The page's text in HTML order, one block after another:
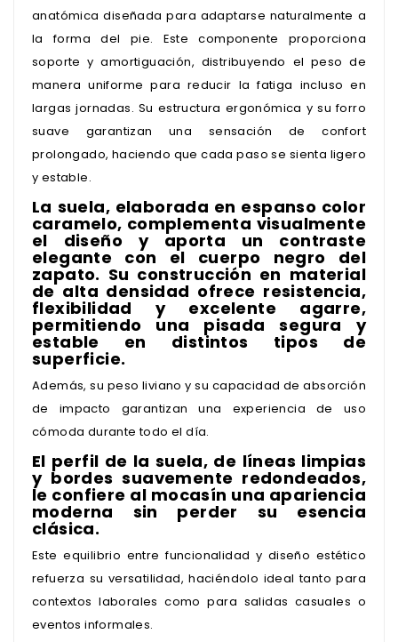
anatómica diseñada para adaptarse naturalmente a
la forma del pie. Este componente proporciona
soporte y amortiguación, distribuyendo el peso de
manera uniforme para reducir la fatiga incluso en
largas jornadas. Su estructura ergonómica y su forro
suave garantizan una sensación de confort
prolongado, haciendo que cada paso se sienta ligero
y estable.
La suela, elaborada en espanso color
caramelo, complementa visualmente
el diseño y aporta un contraste
elegante con el cuerpo negro del
zapato. Su construcción en material
de alta densidad ofrece resistencia,
flexibilidad y excelente agarre,
permitiendo una pisada segura y
estable en distintos tipos de
superficie.
Además, su peso liviano y su capacidad de absorción
de impacto garantizan una experiencia de uso
cómoda durante todo el día.
El perfil de la suela, de líneas limpias
y bordes suavemente redondeados,
le confiere al mocasín una apariencia
moderna sin perder su esencia
clásica.
Este equilibrio entre funcionalidad y diseño estético
refuerza su versatilidad, haciéndolo ideal tanto para
contextos laborales como para salidas casuales o
eventos informales.